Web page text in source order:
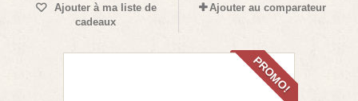
Ajouter à ma liste de
cadeaux
Ajouter au comparateur
PROMO!